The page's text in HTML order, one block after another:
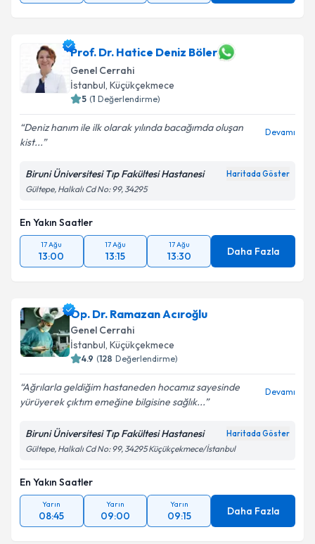
Prof. Dr. Hatice Deniz Böler
Genel Cerrahi
İstanbul, Küçükçekmece
5 (1 Değerlendirme)
Deniz hanım ile ilk olarak yılında bacağımda oluşan
kist...
Devamı
Biruni Üniversitesi Tıp Fakültesi Hastanesi Haritada Göster
Gültepe, Halkalı Cd No: 99, 34295
En Yakın Saatler
17 Ağu
13:00
17 Ağu
13:15
17 Ağu
13:30 Daha Fazla
Op. Dr. Ramazan Acıroğlu
Genel Cerrahi
İstanbul, Küçükçekmece
4.9 (128 Değerlendirme)
Ağrılarla geldiğim hastaneden hocamız sayesinde
yürüyerek çıktım emeğine bilgisine sağlık...
Devamı
Biruni Üniversitesi Tıp Fakültesi Hastanesi Haritada Göster
Gültepe, Halkalı Cd No: 99, 34295 Küçükçekmece/İstanbul
En Yakın Saatler
Yarın
08:45
Yarın
09:00
Yarın
09:15 Daha Fazla